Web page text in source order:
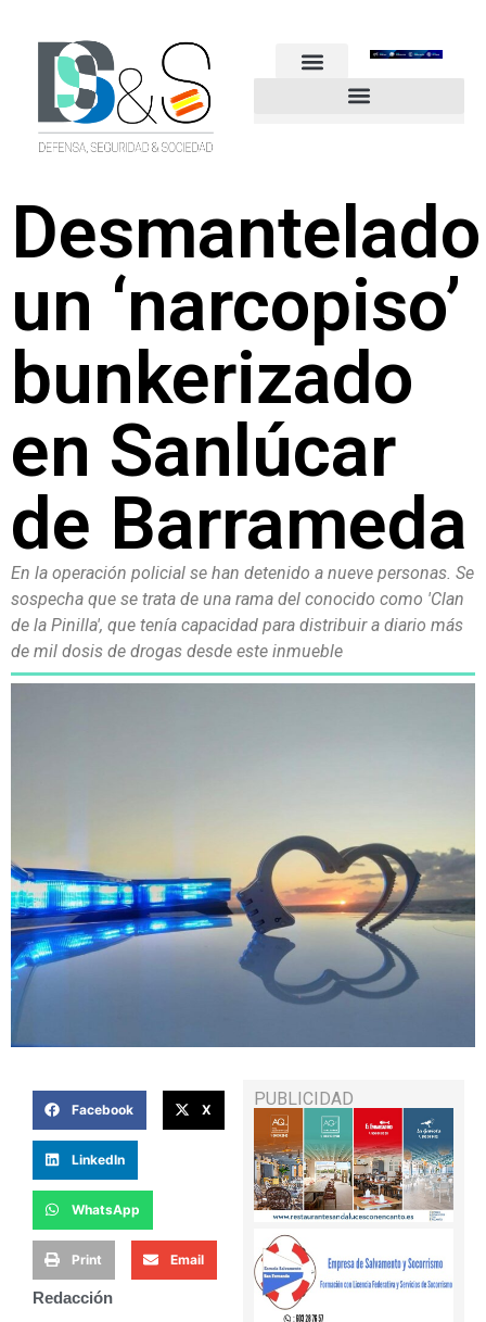
Desmantelado
un ‘narcopiso’
bunkerizado
en Sanlúcar
de Barrameda
En la operación policial se han detenido a nueve personas. Se
sospecha que se trata de una rama del conocido como 'Clan
de la Pinilla', que tenía capacidad para distribuir a diario más
de mil dosis de drogas desde este inmueble
Facebook X
LinkedIn
WhatsApp
Print Email
Redacción
PUBLICIDAD